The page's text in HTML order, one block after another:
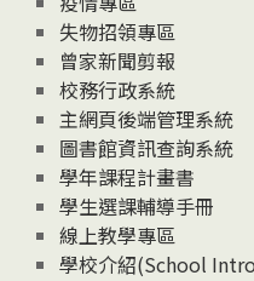
失物招領專區
曾家新聞剪報
校務行政系統
主網頁後端管理系統
圖書館資訊查詢系統
學年課程計畫書
學生選課輔導手冊
線上教學專區
學校介紹(School